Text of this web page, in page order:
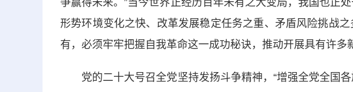
争赢得未来。”当今世界正经历百年未有之大变局，我国也正
形势环境变化之快、改革发展稳定任务之重、矛盾风险挑战
有，必须牢牢把握自我革命这一成功秘诀，推动开展具有许多
党的二十大号召全党坚持发扬斗争精神，“增强全党全国各